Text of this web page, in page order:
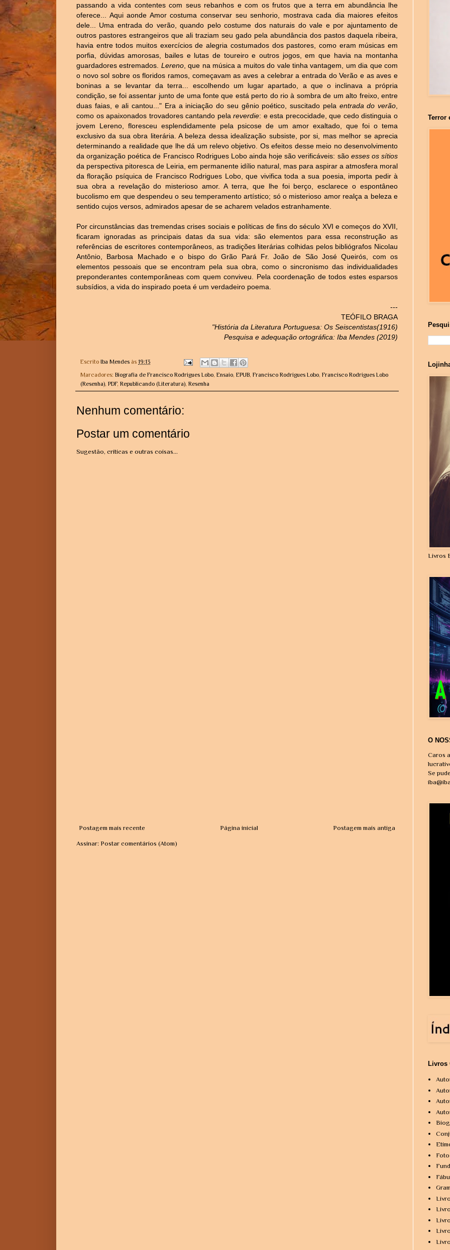
passando a vida contentes com seus rebanhos e com os frutos que a terra em abundância lhe
oferece... Aqui aonde Amor costuma conservar seu senhorio, mostrava cada dia maiores efeitos
dele... Uma entrada do verão, quando pelo costume dos naturais do vale e por ajuntamento de
outros pastores estrangeiros que ali traziam seu gado pela abundância dos pastos daquela ribeira,
havia entre todos muitos exercícios de alegria costumados dos pastores, como eram músicas em
porfia, dúvidas amorosas, bailes e lutas de toureiro e outros jogos, em que havia na montanha
guardadores estremados. Lereno, que na música a muitos do vale tinha vantagem, um dia que com
o novo sol sobre os floridos ramos, começavam as aves a celebrar a entrada do Verão e as aves e
boninas a se levantar da terra... escolhendo um lugar apartado, a que o inclinava a própria
condição, se foi assentar junto de uma fonte que está perto do rio à sombra de um alto freixo, entre
duas faias, e ali cantou..." Era a iniciação do seu gênio poético, suscitado pela entrada do verão
como os apaixonados trovadores cantando pelareverdie: e esta precocidade, que cedo distinguia o
jovem Lereno, floresceu esplendidamente pela psicose de um amor exaltado, que foi o tema
exclusivo da sua obra literária. A beleza dessa idealização subsiste, por si, mas melhor se aprecia
determinando a realidade que lhe dá um relevo objetivo. Os efeitos desse meio no desenvolvimento
da organização poética de Francisco Rodrigues Lobo ainda hoje são verificáveis: são esses os sítios
da perspectiva pitoresca de Leiria, em permanente idílio natural, mas para aspirar a atmosfera moral
da floração psíquica de Francisco Rodrigues Lobo, que vivifica toda a sua poesia, importa pedir à
sua obra a revelação do misterioso amor. A terra, que lhe foi berço, esclarece o espontâneo
bucolismo em que despendeu o seu temperamento artístico; só o misterioso amor realça a beleza e
sentido cujos versos, admirados apesar de se acharem velados estranhamente.
Por circunstâncias das tremendas crises sociais e políticas de fins do século XVI e começos do XVII,
ficaram ignoradas as principais datas da sua vida: são elementos para essa reconstrução as
referências de escritores contemporâneos, as tradições literárias colhidas pelos bibliógrafos Nicolau
Antônio, Barbosa Machado e o bispo do Grão Pará Fr. João de São José Queirós, com os
elementos pessoais que se encontram pela sua obra, como o sincronismo das individualidades
preponderantes contemporâneas com quem conviveu. Pela coordenação de todos estes esparsos
subsídios, a vida do inspirado poeta é um verdadeiro poema.
---
TEÓFILO BRAGA
"História da Literatura Portuguesa: Os Seiscentistas(1916)
Pesquisa e adequação ortográfica: Iba Mendes (2019)
Escrito Iba Mendes às 19:13
Marcadores: Biografia de Francisco Rodrigues Lobo, Ensaio, EPUB, Francisco Rodrigues Lobo, Francisco Rodrigues Lobo
(Resenha), PDF, Republicando (Literatura), Resenha
Nenhum comentário:
Postar um comentário
Sugestão, críticas e outras coisas...
Postagem mais recente Postagem mais antiga
Página inicial
Assinar: Postar comentários (Atom)
Terror
Livros
O
Caros
Se
Livros